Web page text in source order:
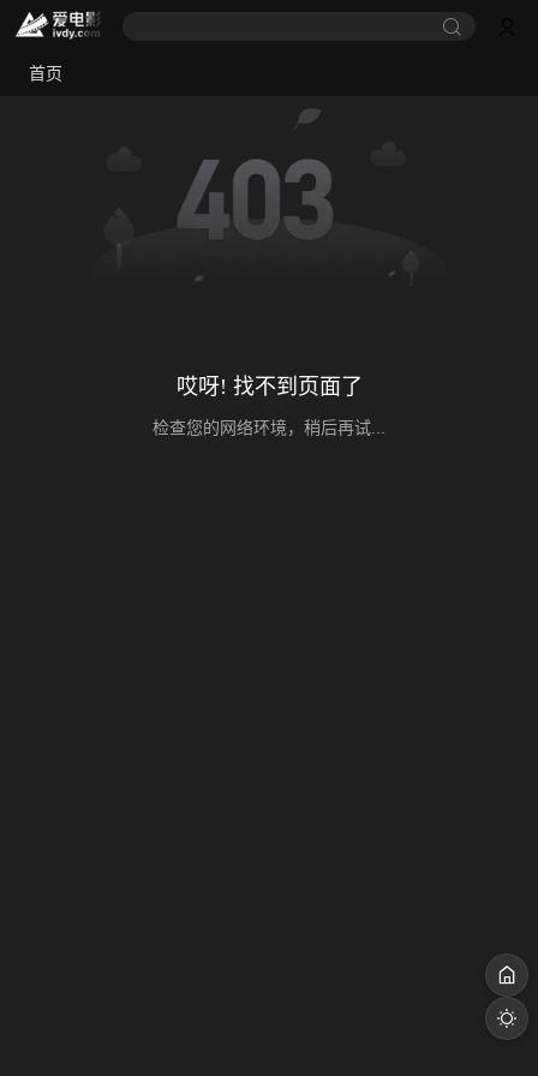
首页
哎呀! 找不到页面了
检查您的网络环境，稍后再试...